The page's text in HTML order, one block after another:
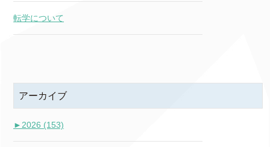
転学について
アーカイブ
►2026 (153)